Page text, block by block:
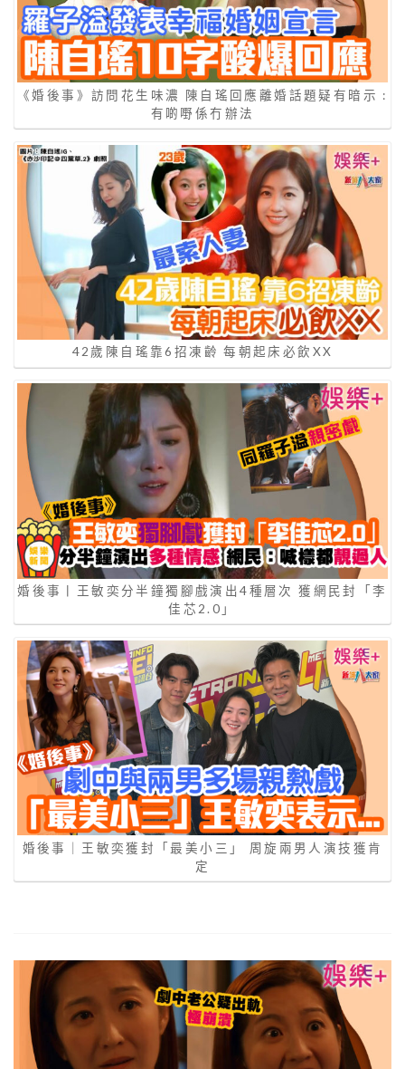
《婚後事》訪問花生味濃 陳自瑤回應離婚話題疑有暗示 :
有啲嘢係冇辦法
42歲陳自瑤靠6招凍齡 每朝起床必飲XX
婚後事丨王敏奕分半鐘獨腳戲演出4種層次 獲網民封「李
佳芯2.0」
婚後事｜王敏奕獲封「最美小三」 周旋兩男人演技獲肯
定